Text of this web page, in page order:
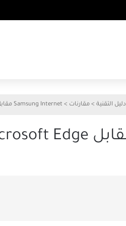
دليل التقنية > مقارنات > Samsung Internet مقابل Microsoft Edge: أي متصفح أفضل على Android